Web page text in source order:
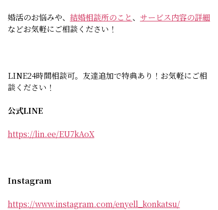
婚活のお悩みや、 結婚相談所のこと、 サービス内容の詳細
などお気軽にご相談ください！
LINE24時間相談可。友達追加で特典あり！お気軽にご相
談ください！
公式LINE
https://lin.ee/EU7kAoX
Instagram
https://www.instagram.com/enyell_konkatsu/